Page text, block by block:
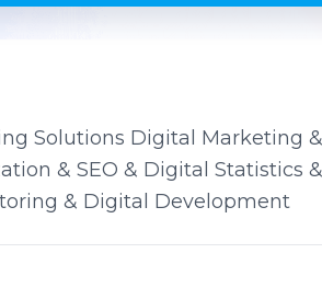
Solutions Digital Marketing
& SEO & Digital Statistics
& Digital Development